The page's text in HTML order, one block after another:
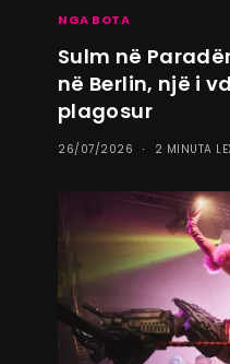
NGA BOTA
Sulm në
në Berlin, një i
plagosur
26/07/2026 2 MINUTA